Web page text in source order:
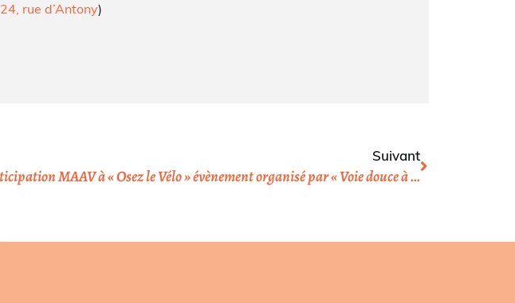
24, rue d’Antony)
Suivant
Participation MAAV à « Osez le Vélo » évènement organisé par « Voie douce à Milly »